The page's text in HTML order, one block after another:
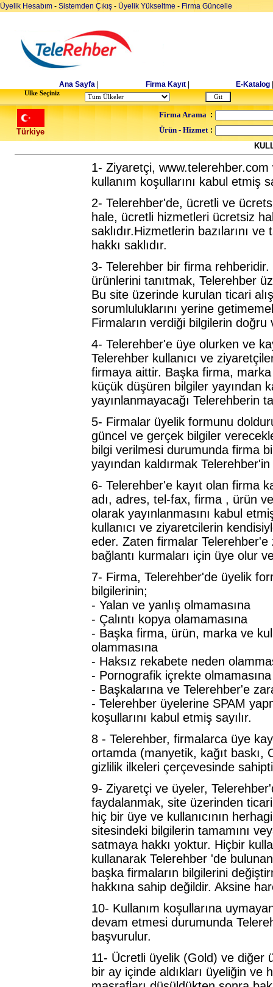
Üyelik Hesabım - Sistemden Çıkış - Üyelik Yükseltme - Firma Güncelle
Ana Sayfa Firma Kayıt E-Katalog
Ulke Seçiniz
Türkiye
Firma Arama :
Ürün - Hizmet :
1- Ziyaretçi,
kullanım koşullarını kabul etmiş
2- Telerehber'de, ücretli ve
hale, ücretli hizmetleri ücretsiz
saklıdır.Hizmetlerin bazılarını
hakkı saklıdır.
3- Telerehber bir firma
ürünlerini tanıtmak, Telerehber
Bu site üzerinde kurulan ticari
sorumluluklarını yerine
Firmaların verdiği bilgilerin doğru
4- Telerehber'e üye olurken ve
Telerehber kullanıcı ve
firmaya aittir. Başka firma,
küçük düşüren bilgiler yayından
yayınlanmayacağı Telerehberin
5- Firmalar üyelik formunu
güncel ve gerçek bilgiler
bilgi verilmesi durumunda firma
yayından kaldırmak
6- Telerehber'e kayıt olan firma
adı, adres, tel-fax, firma , ürün
olarak yayınlanmasını kabul
kullanıcı ve ziyaretcilerin
eder. Zaten firmalar Telerehber'e
bağlantı kurmaları için üye olur
7- Firma, Telerehber'de üyelik
bilgilerinin;
- Yalan ve yanlış olmamasına
- Çalıntı kopya olamamasına
- Başka firma, ürün, marka ve
olammasına
- Haksız rekabete neden
- Pornografik içrekte olmamasına
- Başkalarına ve Telerehber'e
- Telerehber üyelerine SPAM
koşullarını kabul etmiş sayılır.
8 - Telerehber, firmalarca üye
ortamda (manyetik, kağıt baskı,
gizlilik ilkeleri çerçevesinde
9- Ziyaretçi ve üyeler,
faydalanmak, site üzerinden
hiç bir üye ve kullanıcının
sitesindeki bilgilerin tamamını
satmaya hakkı yoktur. Hiçbir
kullanarak Telerehber 'de
başka firmaların bilgilerini
hakkına sahip değildir. Aksine
10- Kullanım koşullarına
devam etmesi durumunda
başvurulur.
11- Ücretli üyelik (Gold) ve diğer
bir ay içinde aldıkları üyeliğin